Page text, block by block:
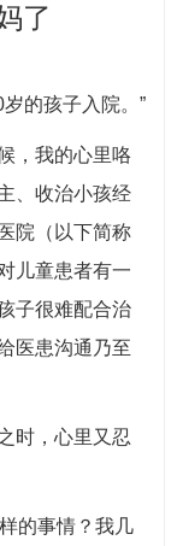
了
的孩子入院。”
，我的心里咯
、收治小孩经
院（以下简称
儿童患者有一
子很难配合治
医患沟通乃至
时，心里又忍
的事情？我几